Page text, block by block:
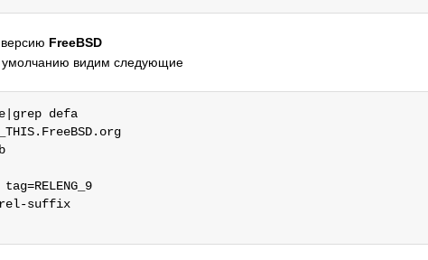
FreeBSD
видим следующие
defa
rel-suffix